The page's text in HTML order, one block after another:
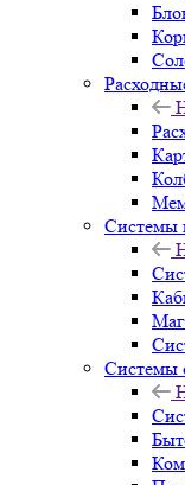
Системы
Системы